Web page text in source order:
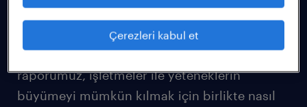
milyondan fazla iş ilanından elde edilen
içgörülere dayanan 23. Workmonitor
raporumuz, işletmeler ile yeteneklerin
büyümeyi mümkün kılmak için birlikte nasıl
Çerezleri kabul et